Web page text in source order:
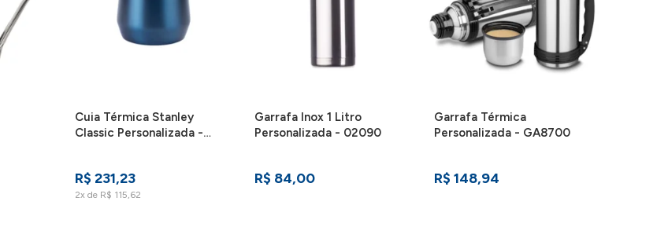
Cuia Térmica Stanley
Classic Personalizada -
R$ 231,23
2x de R$ 115,62
Garrafa Inox 1 Litro
Personalizada - 02090
R$ 84,00
Garrafa Térmica
Personalizada - GA8700
R$ 148,94